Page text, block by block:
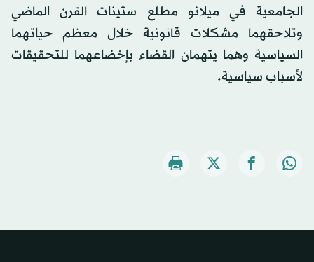
الجامعية في ميلانو مطلع ستينات القرن الماضي
وتلاحقهما مشكلات قانونية خلال معظم حياتهما
السياسية وهما يتهمان القضاء بإخضاعهما للتحقيقات
لأسباب سياسية.